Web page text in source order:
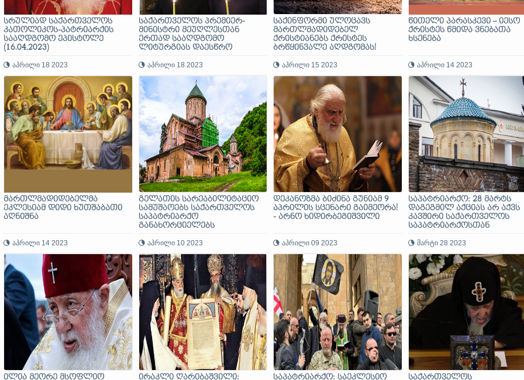
სრულიად საქართველოს
კათოლიკოს-პატრიარქის
სააღდგომო ეპისტოლე
(16.04.2023)
აპრილი 18 2023
საქართველოს პრემიერ-
მინისტრი მეუღლესთან
ერთად სააღდგომო
ლიტურგიას დაესწრო
აპრილი 18 2023
საქინფორმი ულოცავს
მართლმადიდებელ
ქრისტიანებს ქრისტეს
ბრწყინვალე აღდგომას!
აპრილი 15 2023
წითელი პარასკევი – იესო
ქრისტეს წმიდა ვნებათა
ხსენება
აპრილი 14 2023
მართლმადიდებელმა
ეკლესიამ დიდი ხუთშაბათი
აღნიშნა
აპრილი 14 2023
გელათის სარეაბილიტაციო
სამუშაოებს საქართველოს
საპატრიარქო
განახორციელებს
აპრილი 10 2023
დეკანოზმა ბიძინა გუნიამ 9
აპრილის სცენარი გაიმეორა!
- არნო ხიდირბეგიშვილი
აპრილი 09 2023
საპატრიარქო: 28 მარტს
დაგეგმილ აქციას არ აქვს
კავშირი საქართველოს
საპატრიარქოსთან
მარტი 28 2023
ილია მეორე მსოფლიო
ირაკლი ღარიბაშვილი:
საპატრიარქო: საეკლესიო
საქართველოს